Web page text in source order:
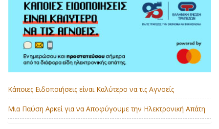
Κάποιες Ειδοποιήσεις είναι Καλύτερο να τις Αγνοείς
Μια Παύση Αρκεί για να Αποφύγουμε την Ηλεκτρονική Απάτη